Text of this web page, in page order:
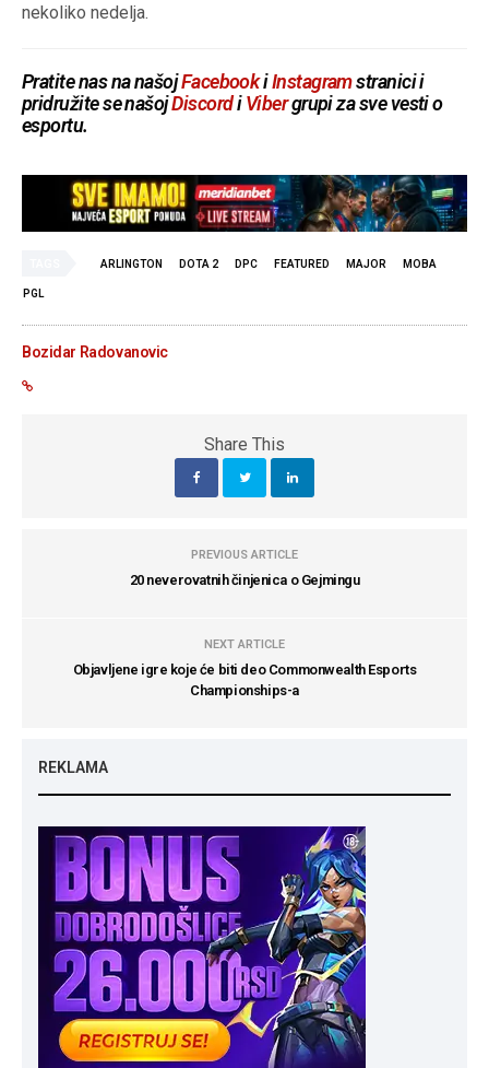
nekoliko nedelja.
Pratite nas na našojFacebookiInstagramstranici i
pridružite se našojDiscordiVibergrupi za sve vesti o
esportu.
ARLINGTON DOTA 2 DPC FEATURED MAJOR MOBA
PGL
Bozidar Radovanovic
Share This
PREVIOUS ARTICLE
20 neverovatnih činjenica o Gejmingu
NEXT ARTICLE
Objavljene igre koje će biti deo Commonwealth Esports
Championships-a
REKLAMA